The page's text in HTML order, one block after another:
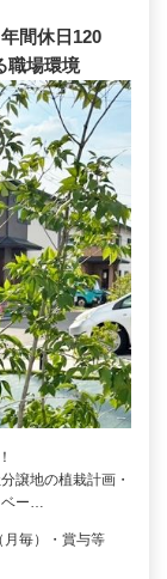
間休日120
職場環境
ー大募集！
計画・
ベー…
月毎）・賞与等